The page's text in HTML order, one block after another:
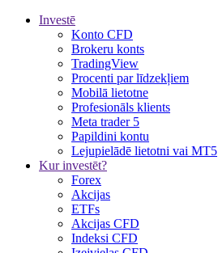
Investē
Konto CFD
Brokeru konts
TradingView
Procenti par līdzekļiem
Mobilā lietotne
Profesionāls klients
Meta trader 5
Papildini kontu
Lejupielādē lietotni vai MT5
Kur investēt?
Forex
Akcijas
ETFs
Akcijas CFD
Indeksi CFD